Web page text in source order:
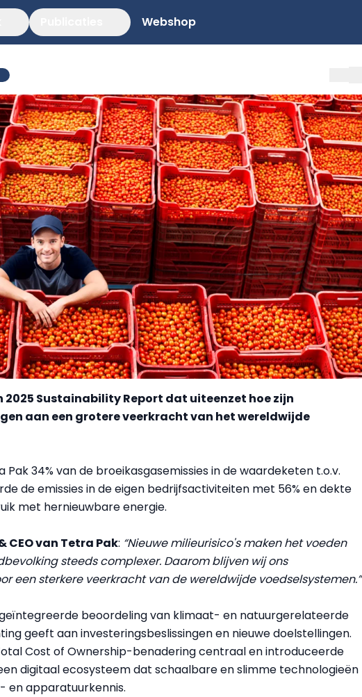
Webshop
2025 Sustainability Report dat uiteenzet hoe zijn
aan een grotere veerkracht van het wereldwijde
34% van de broeikasgasemissies in de waardeketen t.o.v.
de emissies in de eigen bedrijfsactiviteiten met 56% en dekte
met hernieuwbare energie.
CEO van Tetra Pak: “Nieuwe milieurisico's maken het voeden
steeds complexer. Daarom blijven wij ons
een sterkere veerkracht van de wereldwijde voedselsystemen.”
beoordeling van klimaat- en natuurgerelateerde
geeft aan investeringsbeslissingen en nieuwe doelstellingen.
Cost of Ownership-benadering centraal en introduceerde
digitaal ecosysteem dat schaalbare en slimme technologieën
en apparatuurkennis.